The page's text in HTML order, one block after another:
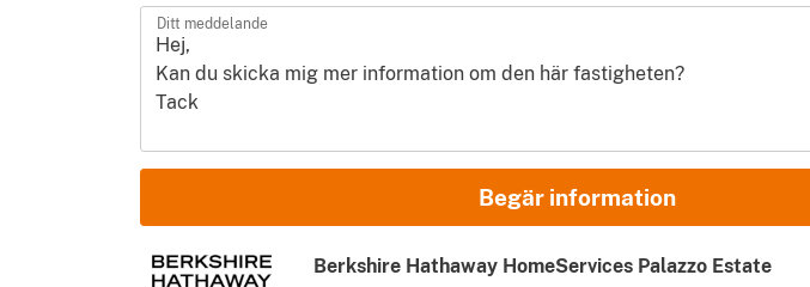
Ditt meddelande
E-post
Begär information
Berkshire Hathaway HomeServices Palazzo Estate